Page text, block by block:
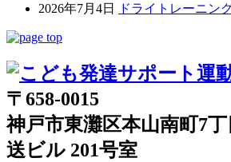
2026年7月4日
ドライトレーニン
〒658-0015
神戸市東灘区本山南町7
送ビル 201号室